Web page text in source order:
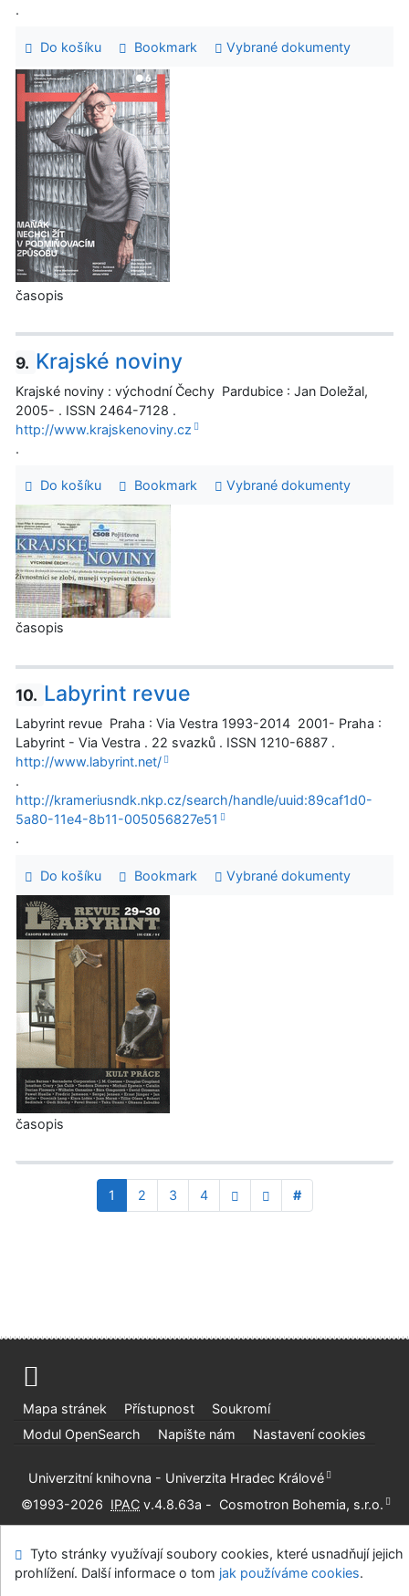
.
Do košíku Bookmark Vybrané dokumenty
časopis
9. Krajské noviny
Krajské noviny : východní Čechy Pardubice : Jan Doležal,
2005- . ISSN 2464-7128 .
http://www.krajskenoviny.cz
.
Do košíku Bookmark Vybrané dokumenty
časopis
10. Labyrint revue
Labyrint revue Praha : Via Vestra 1993-2014 2001- Praha :
Labyrint - Via Vestra . 22 svazků . ISSN 1210-6887 .
http://www.labyrint.net/
.
http://krameriusndk.nkp.cz/search/handle/uuid:89caf1d0-
5a80-11e4-8b11-005056827e51
.
Do košíku Bookmark Vybrané dokumenty
časopis
1 2 3 4 #
Mapa stránek Přístupnost
Soukromí
Modul OpenSearch
Napište nám Nastavení cookies
Univerzitní knihovna - Univerzita Hradec Králové
©1993-2026 IPAC v.4.8.63a - Cosmotron Bohemia, s.r.o.
Tyto stránky využívají soubory cookies, které usnadňují jejich
prohlížení. Další informace o tom jak používáme cookies.